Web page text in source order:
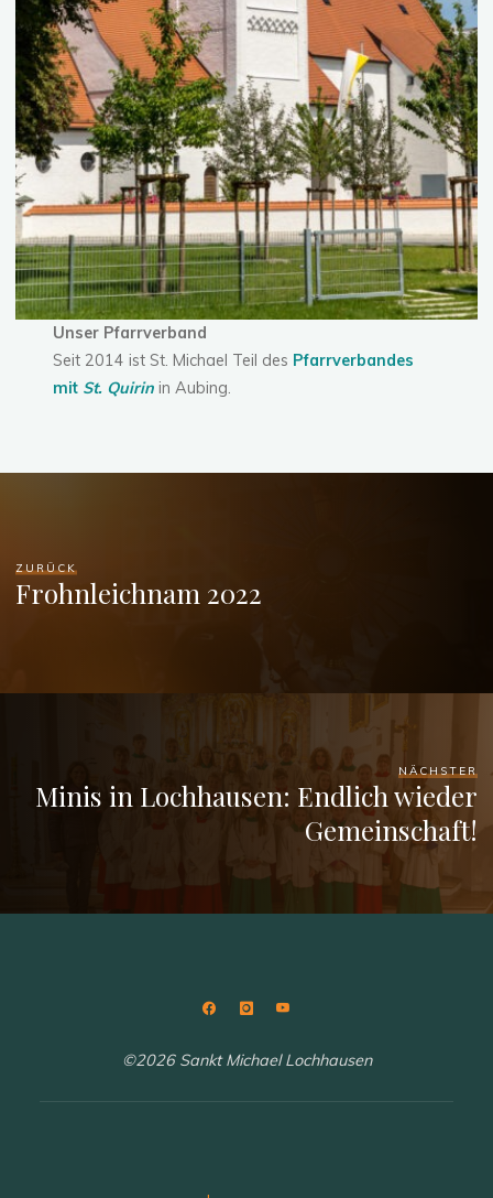
Unser Pfarrverband
Seit 2014 ist St. Michael Teil des Pfarrverbandes
mit St. Quirinin Aubing.
ZURÜCK
Frohnleichnam 2022
NÄCHSTER
Minis in Lochhausen: Endlich wieder
Gemeinschaft!
©2026 Sankt Michael Lochhausen